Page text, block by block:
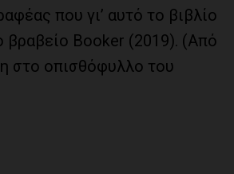
που γι’ αυτό το βιβλίο
βραβείο Booker (2019). (Από
στο οπισθόφυλλο του